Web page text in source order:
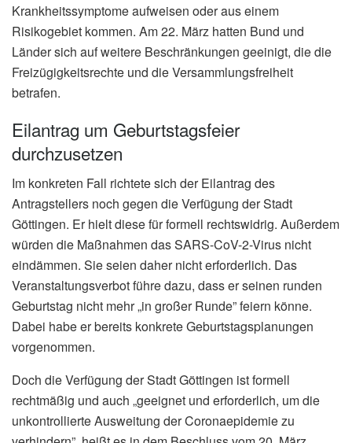
Krankheitssymptome aufweisen oder aus einem
Risikogebiet kommen. Am 22. März hatten Bund und
Länder sich auf weitere Beschränkungen geeinigt, die die
Freizügigkeitsrechte und die Versammlungsfreiheit
betrafen.
Eilantrag um Geburtstagsfeier
durchzusetzen
Im konkreten Fall richtete sich der Eilantrag des
Antragstellers noch gegen die Verfügung der Stadt
Göttingen. Er hielt diese für formell rechtswidrig. Außerdem
würden die Maßnahmen das SARS-CoV-2-Virus nicht
eindämmen. Sie seien daher nicht erforderlich. Das
Veranstaltungsverbot führe dazu, dass er seinen runden
Geburtstag nicht mehr „in großer Runde” feiern könne.
Dabei habe er bereits konkrete Geburtstagsplanungen
vorgenommen.
Doch die Verfügung der Stadt Göttingen ist formell
rechtmäßig und auch „geeignet und erforderlich, um die
unkontrollierte Ausweitung der Coronaepidemie zu